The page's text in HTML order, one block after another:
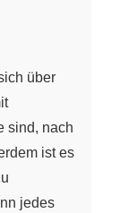
über
sind, nach
ist es
jedes